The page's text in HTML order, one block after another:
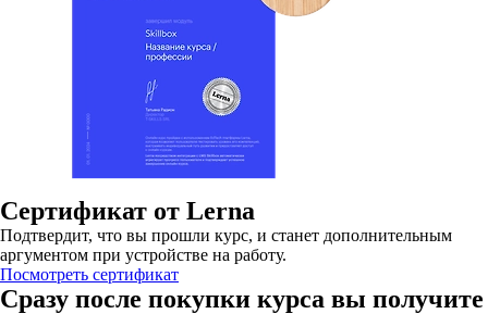
Сертификат от Lerna
Подтвердит, что вы прошли курс, и станет дополнительным
аргументом при устройстве на работу.
Посмотреть сертификат
Сразу после покупки курса вы получите